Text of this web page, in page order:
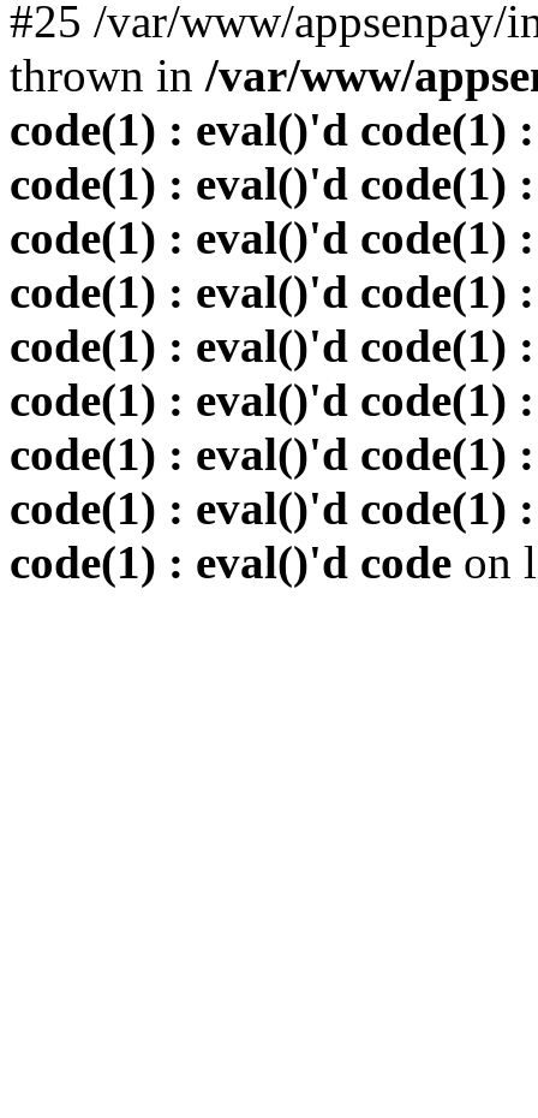
#25 /var/www/
thrown in /var/www/
code(1) : eval()'d code(1)
code(1) : eval()'d code(1)
code(1) : eval()'d code(1)
code(1) : eval()'d code(1)
code(1) : eval()'d code(1)
code(1) : eval()'d code(1)
code(1) : eval()'d code(1)
code(1) : eval()'d code(1)
code(1) : eval()'d code on